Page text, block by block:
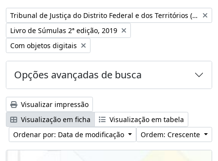
Remover filtro:
Tribunal de Justiça do Distrito Federal e dos Territórios (Brasil)
Remover filtro:
Livro de Súmulas 2ª edição, 2019
Remover filtro:
Com objetos digitais
Opções avançadas de busca
Visualizar impressão
Visualização em ficha
Visualização em tabela
Ordenar por: Data de modificação
Ordem: Crescente